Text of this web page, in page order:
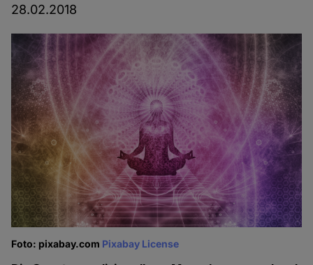
28.02.2018
Foto: pixabay.com Pixabay License